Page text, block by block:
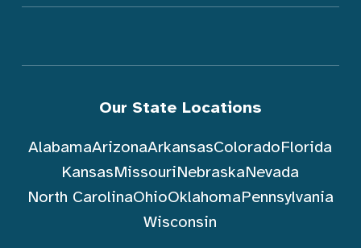
Our State Locations
AlabamaArizonaArkansasColoradoFlorida
KansasMissouriNebraskaNevada
North CarolinaOhioOklahomaPennsylvania
Wisconsin